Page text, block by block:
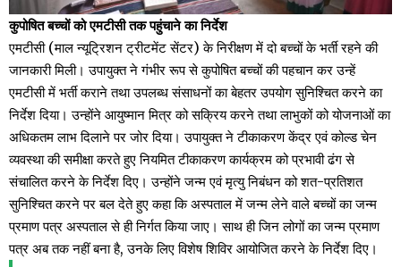
कुपोषित बच्चों को एमटीसी तक पहुंचाने का निर्देश
एमटीसी (माल न्यूट्रिशन ट्रीटमेंट सेंटर) के निरीक्षण में दो बच्चों के भर्ती रहने की
जानकारी मिली। उपायुक्त ने गंभीर रूप से कुपोषित बच्चों की पहचान कर उन्हें
एमटीसी में भर्ती कराने तथा उपलब्ध संसाधनों का बेहतर उपयोग सुनिश्चित करने का
निर्देश दिया। उन्होंने आयुष्मान मित्र को सक्रिय करने तथा लाभुकों को योजनाओं का
अधिकतम लाभ दिलाने पर जोर दिया। उपायुक्त ने टीकाकरण केंद्र एवं कोल्ड चेन
व्यवस्था की समीक्षा करते हुए नियमित टीकाकरण कार्यक्रम को प्रभावी ढंग से
संचालित करने के निर्देश दिए। उन्होंने जन्म एवं मृत्यु निबंधन को शत-प्रतिशत
सुनिश्चित करने पर बल देते हुए कहा कि अस्पताल में जन्म लेने वाले बच्चों का जन्म
प्रमाण पत्र अस्पताल से ही निर्गत किया जाए। साथ ही जिन लोगों का जन्म प्रमाण
पत्र अब तक नहीं बना है, उनके लिए विशेष शिविर आयोजित करने के निर्देश दिए।